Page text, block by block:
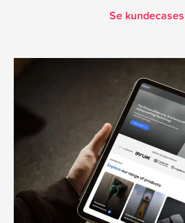
Se kundecases